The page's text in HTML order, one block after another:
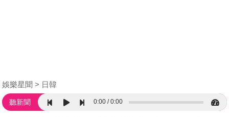
娛樂星聞 日韓
聽新聞 0:00 0:00